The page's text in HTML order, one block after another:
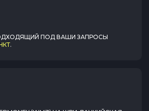
ПОД ВАШИ ЗАПРОСЫ
.